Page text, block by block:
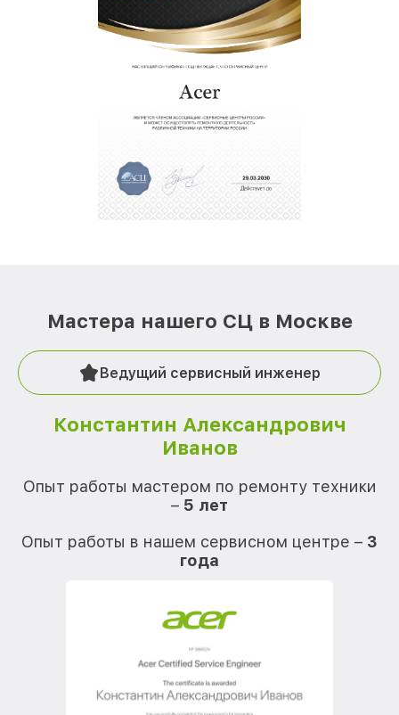
Мастера нашего СЦ в Москве
Ведущий сервисный инженер
Константин Александрович
Иванов
Опыт работы мастером по ремонту техники
– 5 лет
Опыт работы в нашем сервисном центре – 3
года